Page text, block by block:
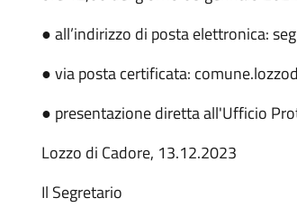
● all’indirizzo di posta elettronica:
● via posta certificata:
● presentazione diretta all'Ufficio
Lozzo di Cadore, 13.12.2023
Il Segretario